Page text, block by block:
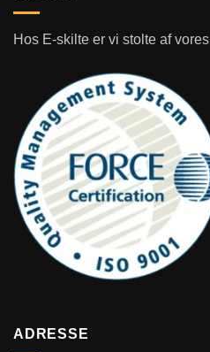
Hos E-skilte er vi stolte af
ADRESSE